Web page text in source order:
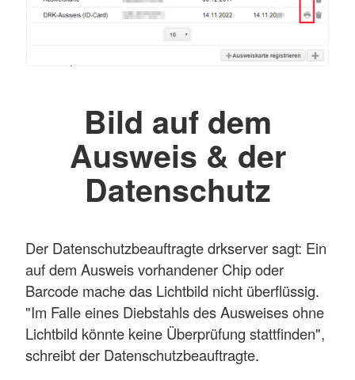
Bild auf dem
Ausweis & der
Datenschutz
Der Datenschutzbeauftragte drkserver sagt: Ein
auf dem Ausweis vorhandener Chip oder
Barcode mache das Lichtbild nicht überflüssig.
"Im Falle eines Diebstahls des Ausweises ohne
Lichtbild könnte keine Überprüfung stattfinden",
schreibt der Datenschutzbeauftragte.